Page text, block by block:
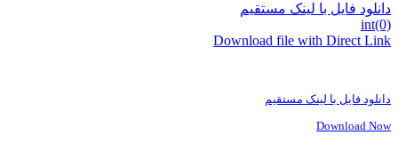
دانلود فایل با لینک مستقیم
int(0)
Download file with Direct Link
دانلود فایل با لینک مستقیم
Download Now